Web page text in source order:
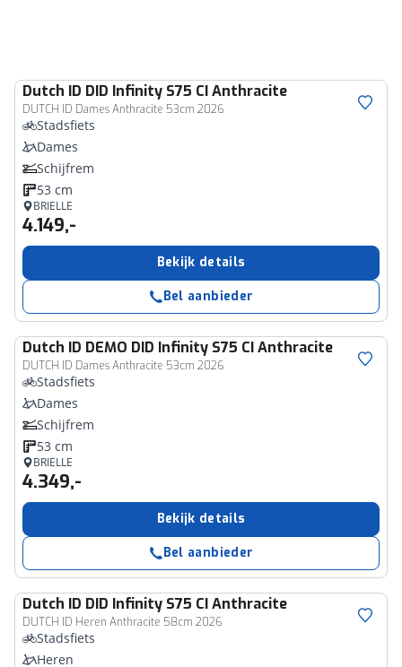
Dutch ID DID Infinity S75 CI Anthracite
DUTCH ID Dames Anthracite 53cm 2026
Stadsfiets
Dames
Schijfrem
53 cm
BRIELLE
4.149,-
Bekijk details
Bel aanbieder
Dutch ID DEMO DID Infinity S75 CI Anthracite
DUTCH ID Dames Anthracite 53cm 2026
Stadsfiets
Dames
Schijfrem
53 cm
BRIELLE
4.349,-
Bekijk details
Bel aanbieder
Dutch ID DID Infinity S75 CI Anthracite
DUTCH ID Heren Anthracite 58cm 2026
Stadsfiets
Heren